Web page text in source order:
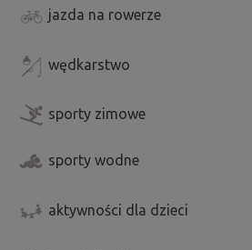
jazda na rowerze
wędkarstwo
sporty zimowe
sporty wodne
aktywności dla dzieci